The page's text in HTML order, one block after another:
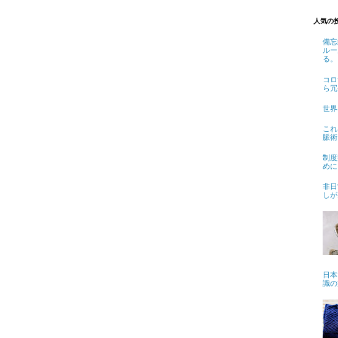
人気の
備
ル
る。
コ
ら
世
こ
脈
制
めに
非
し
日
識